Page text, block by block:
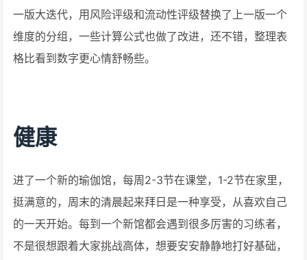
一版大迭代，用风险评级和流动性评级替换了上一版一个
维度的分组，一些计算公式也做了改进，还不错，整理表
格比看到数字更心情舒畅些。
健康
进了一个新的瑜伽馆，每周2-3节在课堂，1-2节在家里，
挺满意的，周末的清晨起来拜日是一种享受，从喜欢自己
的一天开始。每到一个新馆都会遇到很多厉害的习练者，
不是很想跟着大家挑战高体，想要安安静静地打好基础，